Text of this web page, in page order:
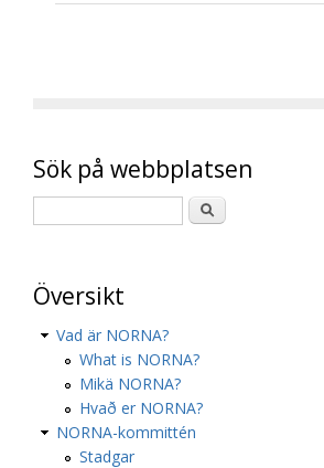
Sök på webbplatsen
Översikt
Vad är NORNA?
What is NORNA?
Mikä NORNA?
Hvað er NORNA?
NORNA-kommittén
Stadgar